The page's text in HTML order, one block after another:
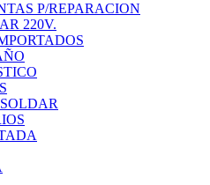
P/REPARACION
220V.